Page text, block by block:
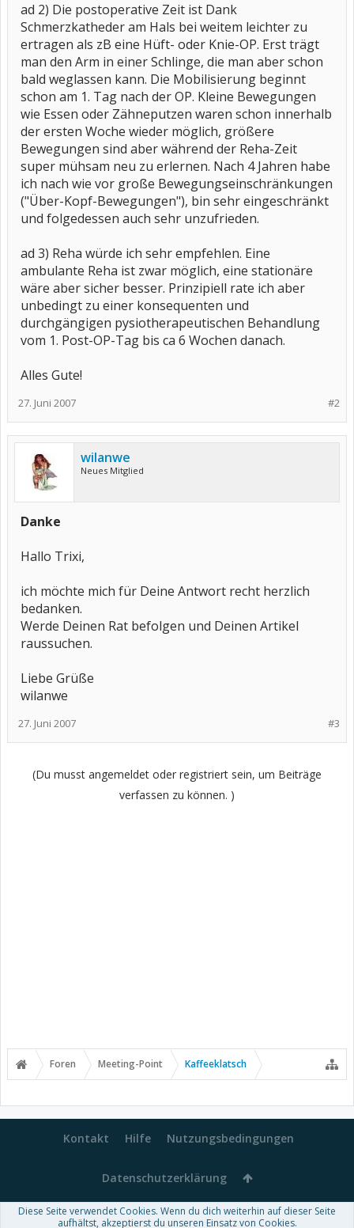
ad 2) Die postoperative Zeit ist Dank
Schmerzkatheder am Hals bei weitem leichter zu
ertragen als zB eine Hüft- oder Knie-OP. Erst trägt
man den Arm in einer Schlinge, die man aber schon
bald weglassen kann. Die Mobilisierung beginnt
schon am 1. Tag nach der OP. Kleine Bewegungen
wie Essen oder Zähneputzen waren schon innerhalb
der ersten Woche wieder möglich, größere
Bewegungen sind aber während der Reha-Zeit
super mühsam neu zu erlernen. Nach 4 Jahren habe
ich nach wie vor große Bewegungseinschränkungen
("Über-Kopf-Bewegungen"), bin sehr eingeschränkt
und folgedessen auch sehr unzufrieden.
ad 3) Reha würde ich sehr empfehlen. Eine
ambulante Reha ist zwar möglich, eine stationäre
wäre aber sicher besser. Prinzipiell rate ich aber
unbedingt zu einer konsequenten und
durchgängigen pysiotherapeutischen Behandlung
vom 1. Post-OP-Tag bis ca 6 Wochen danach.
Alles Gute!
#2
27. Juni 2007
wilanwe
Neues Mitglied
Danke
Hallo Trixi,
ich möchte mich für Deine Antwort recht herzlich
bedanken.
Werde Deinen Rat befolgen und Deinen Artikel
raussuchen.
Liebe Grüße
wilanwe
#3
27. Juni 2007
(Du musst angemeldet oder registriert sein, um Beiträge
verfassen zu können. )
Foren Meeting-Point Kaffeeklatsch
Kontakt Hilfe Nutzungsbedingungen
Datenschutzerklärung
Forum software by XenForo™-Deutsch von xenDach
Diese Seite verwendet Cookies. Wenn du dich weiterhin auf dieser Seite
aufhältst, akzeptierst du unseren Einsatz von Cookies.